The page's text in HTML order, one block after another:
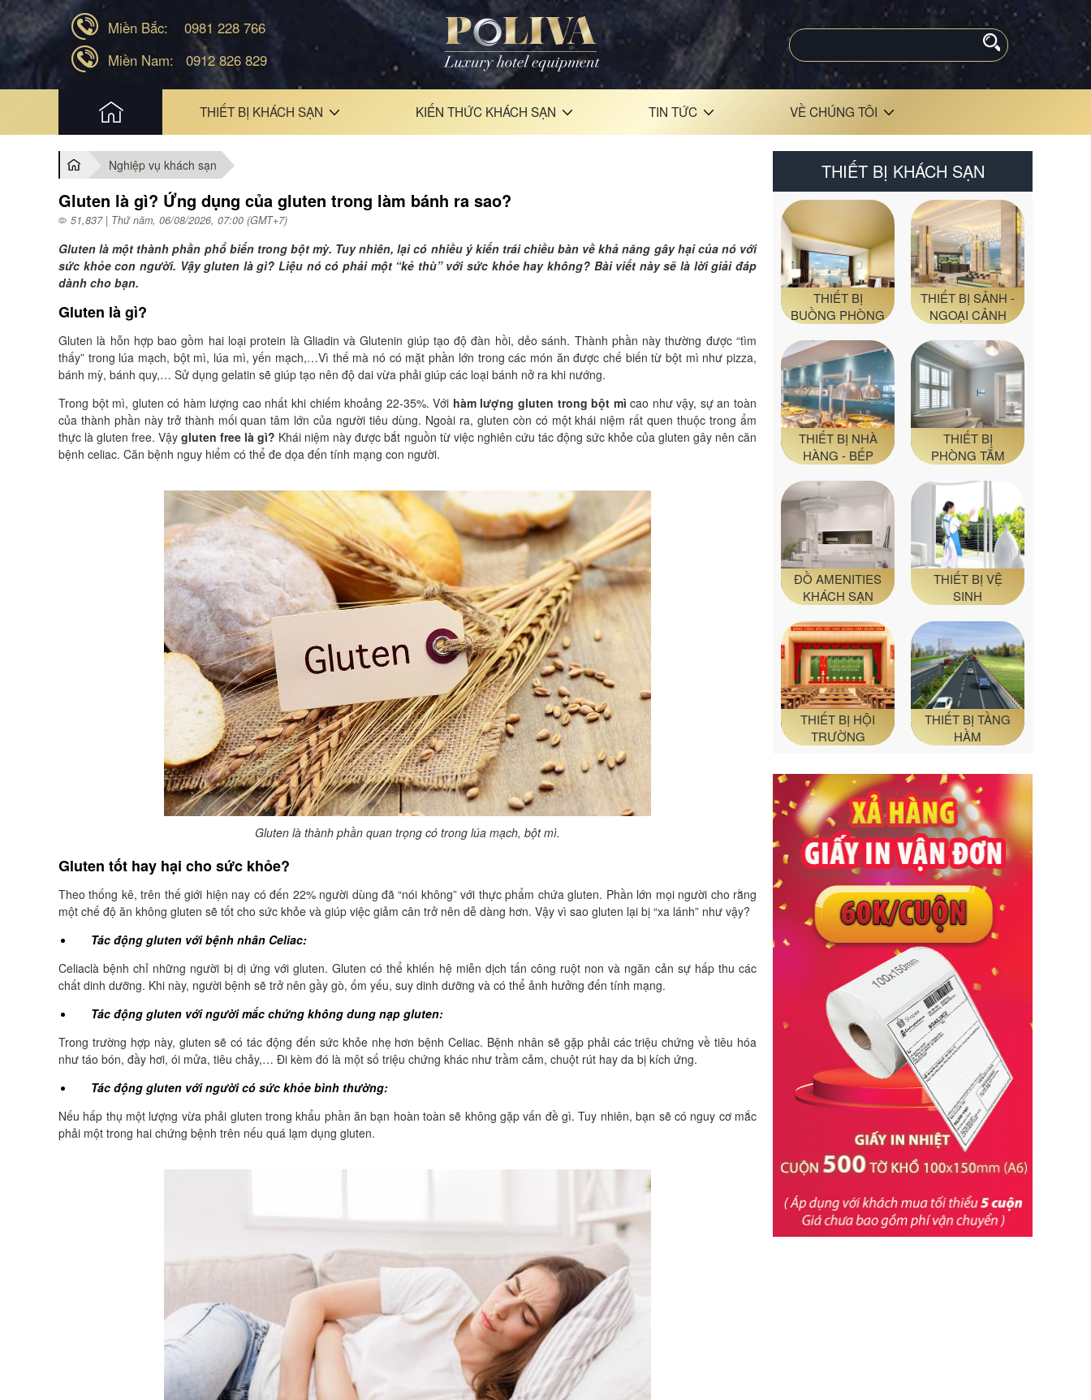
Miền Bắc:
0981 228 766
Miền Nam:
0912 826 829
THIẾT BỊ KHÁCH SẠN KIẾN THỨC KHÁCH SẠN TIN TỨC VỀ CHÚNG TÔI
Nghiệp vụ khách sạn
Gluten là gì? Ứng dụng của gluten trong làm bánh ra sao?
51,837 | Thứ năm, 06/08/2026, 07:00 (GMT+7)
Gluten là một thành phần phổ biến trong bột mỳ. Tuy nhiên, lại có nhiều ý kiến trái chiều bàn về khả năng gây hại của nó với
sức khỏe con người. Vậy gluten là gì? Liệu nó có phải một “kẻ thù” với sức khỏe hay không? Bài viết này sẽ là lời giải đáp
dành cho bạn.
Gluten là gì?
Gluten là hỗn hợp bao gồm hai loại protein là Gliadin và Glutenin giúp tạo độ đàn hồi, dẻo sánh. Thành phần này thường được “tìm
thấy” trong lúa mạch, bột mì, lúa mì, yến mạch,…Vì thế mà nó có mặt phần lớn trong các món ăn được chế biến từ bột mì như pizza,
bánh mỳ, bánh quy,… Sử dụng gelatin sẽ giúp tạo nên độ dai vừa phải giúp các loại bánh nở ra khi nướng.
Trong bột mì, gluten có hàm lượng cao nhất khi chiếm khoảng 22-35%. Với hàm lượng gluten trong bột mì cao như vậy, sự an toàn
của thành phần này trở thành mối quan tâm lớn của người tiêu dùng. Ngoài ra, gluten còn có một khái niệm rất quen thuộc trong ẩm
thực là gluten free. Vậygluten free là gì? Khái niệm này được bắt nguồn từ việc nghiên cứu tác động sức khỏe của gluten gây nên căn
bệnh celiac. Căn bệnh nguy hiểm có thể đe dọa đến tính mạng con người.
Gluten là thành phần quan trọng có trong lúa mạch, bột mì.
Gluten tốt hay hại cho sức khỏe?
Theo thống kê, trên thế giới hiện nay có đến 22% người dùng đã “nói không” với thực phẩm chứa gluten. Phần lớn mọi người cho rằng
một chế độ ăn không gluten sẽ tốt cho sức khỏe và giúp việc giảm cân trở nên dễ dàng hơn. Vậy vì sao gluten lại bị “xa lánh” như vậy?
Tác động gluten với bệnh nhân Celiac:
Celiaclà bệnh chỉ những người bị dị ứng với gluten. Gluten có thể khiến hệ miễn dịch tấn công ruột non và ngăn cản sự hấp thu các
chất dinh dưỡng. Khi này, người bệnh sẽ trở nên gầy gò, ốm yếu, suy dinh dưỡng và có thể ảnh hưởng đến tính mạng.
Tác động gluten với người mắc chứng không dung nạp gluten:
Trong trường hợp này, gluten sẽ có tác động đến sức khỏe nhẹ hơn bệnh Celiac. Bệnh nhân sẽ gặp phải các triệu chứng về tiêu hóa
như táo bón, đầy hơi, ói mửa, tiêu chảy,… Đi kèm đó là một số triệu chứng khác như trầm cảm, chuột rút hay da bị kích ứng.
Tác động gluten với người có sức khỏe bình thường:
Nếu hấp thụ một lượng vừa phải gluten trong khẩu phần ăn bạn hoàn toàn sẽ không gặp vấn đề gì. Tuy nhiên, bạn sẽ có nguy cơ mắc
phải một trong hai chứng bệnh trên nếu quá lạm dụng gluten.
THIẾT BỊ KHÁCH SẠN
THIẾT BỊ
BUỒNG PHÒNG
THIẾT BỊ SẢNH -
NGOẠI CẢNH
THIẾT BỊ NHÀ
HÀNG - BẾP
THIẾT BỊ
PHÒNG TẮM
ĐỒ AMENITIES
KHÁCH SẠN
THIẾT BỊ VỆ
SINH
THIẾT BỊ HỘI
TRƯỜNG
THIẾT BỊ TẦNG
HẦM